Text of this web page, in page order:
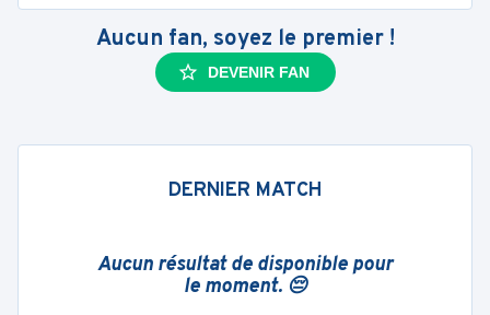
Aucun fan, soyez le premier !
DEVENIR FAN
DERNIER MATCH
Aucun résultat de disponible pour
le moment. 😔